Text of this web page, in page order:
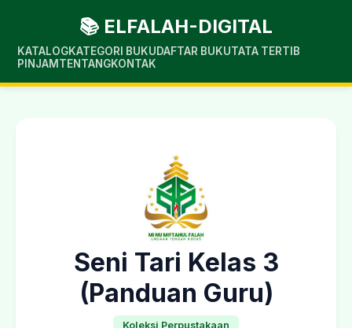
📚 ELFALAH-DIGITAL
KATALOGKATEGORI BUKUDAFTAR BUKUTATA TERTIB
PINJAM TENTANGKONTAK
Seni Tari Kelas 3
(Panduan Guru)
Koleksi Perpustakaan